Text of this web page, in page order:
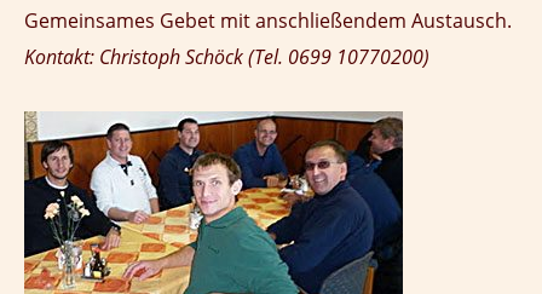
Gemeinsames Gebet mit anschließendem Austausch.
Kontakt: Christoph Schöck (Tel. 0699 10770200)